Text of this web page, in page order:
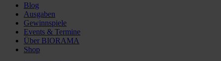
Blog
Ausgaben
Gewinnspiele
Events & Termine
Über BIORAMA
Shop